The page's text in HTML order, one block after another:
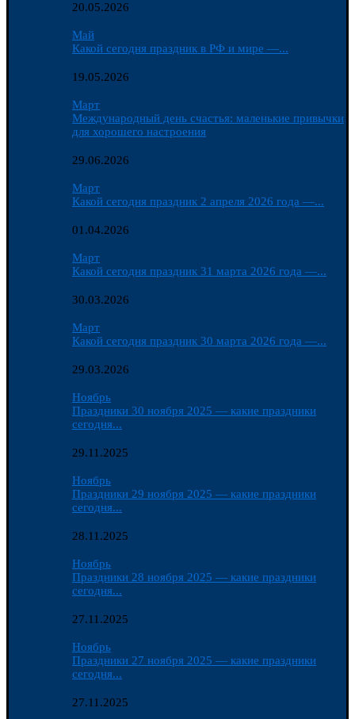
20.05.2026
Май
Какой сегодня праздник в РФ и мире —...
19.05.2026
Март
Международный день счастья: маленькие привычки
для хорошего настроения
29.06.2026
Март
Какой сегодня праздник 2 апреля 2026 года —...
01.04.2026
Март
Какой сегодня праздник 31 марта 2026 года —...
30.03.2026
Март
Какой сегодня праздник 30 марта 2026 года —...
29.03.2026
Ноябрь
Праздники 30 ноября 2025 — какие праздники
сегодня...
29.11.2025
Ноябрь
Праздники 29 ноября 2025 — какие праздники
сегодня...
28.11.2025
Ноябрь
Праздники 28 ноября 2025 — какие праздники
сегодня...
27.11.2025
Ноябрь
Праздники 27 ноября 2025 — какие праздники
сегодня...
27.11.2025